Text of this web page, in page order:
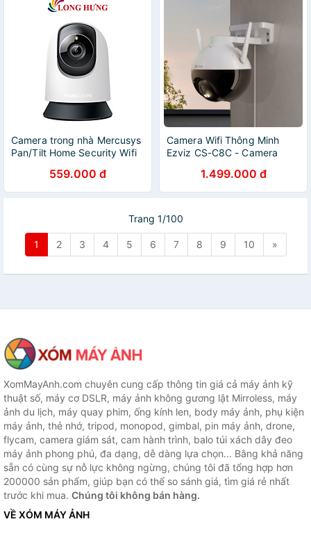
Camera trong nhà Mercusys
Pan/Tilt Home Security Wifi
559.000 đ
Camera Wifi Thông Minh
Ezviz CS-C8C - Camera
Ngoài trời, Trong nhà
1.499.000 đ
Trang 1/100
1 2 3 4 5 6 7 8 9 10 »
XomMayAnh.com chuyên cung cấp thông tin giá cả máy ảnh kỹ
thuật số, máy cơ DSLR, máy ảnh không gương lật Mirroless, máy
ảnh du lịch, máy quay phim, ống kính len, body máy ảnh, phụ kiện
máy ảnh, thẻ nhớ, tripod, monopod, gimbal, pin máy ảnh, drone,
flycam, camera giám sát, cam hành trình, balo túi xách dây đeo
máy ảnh phong phú, đa dạng, dễ dàng lựa chọn... Bằng khả năng
sẵn có cùng sự nỗ lực không ngừng, chúng tôi đã tổng hợp hơn
200000 sản phẩm, giúp bạn có thể so sánh giá, tìm giá rẻ nhất
trước khi mua. Chúng tôi không bán hàng.
VỀ XÓM MÁY ẢNH